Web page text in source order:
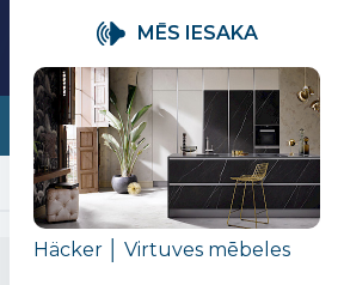
MĒS IESAKA
Häcker │ Virtuves mēbeles